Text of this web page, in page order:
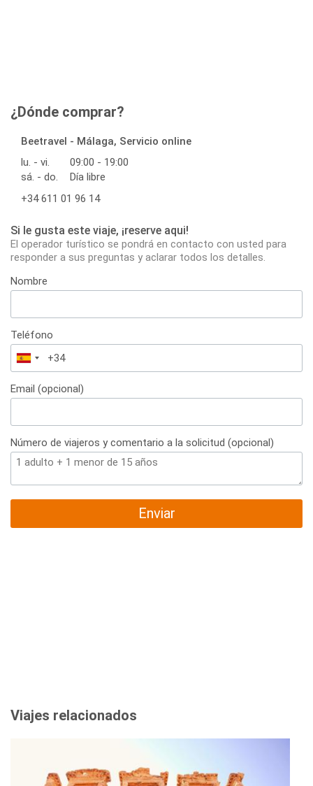
¿Dónde comprar?
Beetravel - Málaga, Servicio online
lu. - vi.
09:00 - 19:00
sá. - do.
Día libre
+34 611 01 96 14
Si le gusta este viaje, ¡reserve aqui!
El operador turístico se pondrá en contacto con usted para
responder a sus preguntas y aclarar todos los detalles.
Nombre
Teléfono
España
+34
Email (opcional)
Número de viajeros y comentario a la solicitud (opcional)
Enviar
Viajes relacionados